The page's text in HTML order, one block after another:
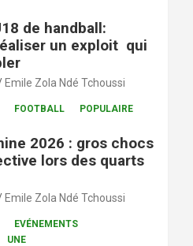
de handball:
un exploit qui
Emile Zola Ndé Tchoussi
FOOTBALL
POPULAIRE
2026 : gros chocs
lors des quarts
Emile Zola Ndé Tchoussi
EVÉNEMENTS
UNE